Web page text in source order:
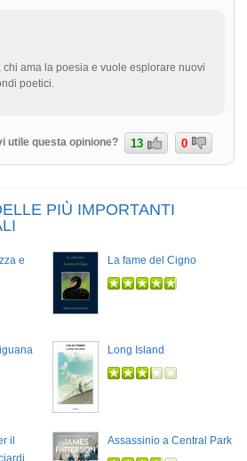
chi ama la poesia e vuole esplorare nuovi
poetici.
utile questa opinione? 13 0
PIÙ IMPORTANTI
e
La fame del Cigno
Long Island
il
Assassinio a Central Park